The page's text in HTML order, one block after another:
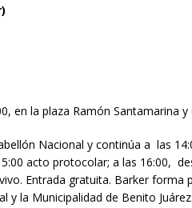
en la plaza Ramón Santamarina
Nacional y continúa a las
acto protocolar; a las 16:00,
Entrada gratuita. Barker
y la Municipalidad de Benito Juárez.